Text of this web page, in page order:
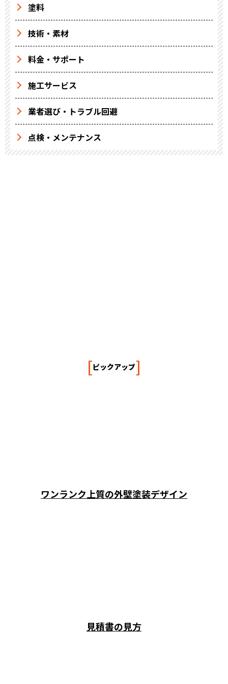
塗料
技術・素材
料金・サポート
施工サービス
業者選び・トラブル回避
点検・メンテナンス
[ピックアップ]
ワンランク上質の外壁塗装デザイン
見積書の見方